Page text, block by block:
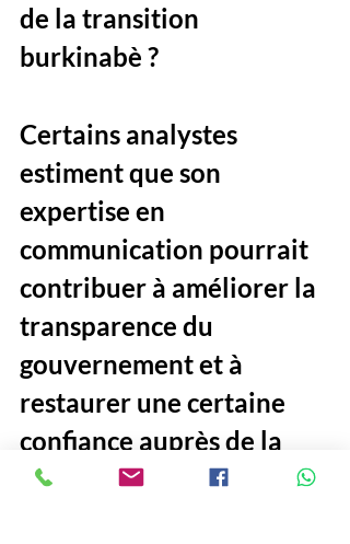
de la transition
burkinabè ?
Certains analystes
estiment que son
expertise en
communication pourrait
contribuer à améliorer la
transparence du
gouvernement et à
restaurer une certaine
confiance auprès de la
population.